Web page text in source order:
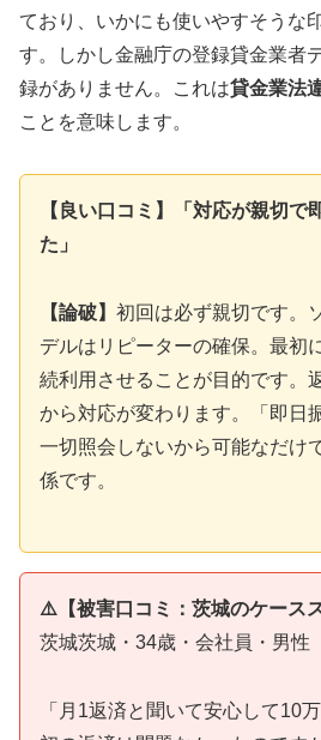
ており、いかにも使いやすそうな
す。しかし金融庁の登録貸金業者
録がありません。これは貸金業法
ことを意味します。
【良い口コミ】「対応が親切で
た」
【論破】 初回は必ず親切です。
デルはリピーターの確保。最初
続利用させることが目的です。
から対応が変わります。「即日
一切照会しないから可能なだけ
係です。
⚠️【被害口コミ：茨城のケース
茨城茨城・34歳・会社員・男性
「月1返済と聞いて安心して10